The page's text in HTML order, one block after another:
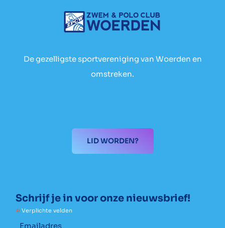
De gezelligste sportvereniging van Woerden en
omstreken.
LID WORDEN?
Schrijf je in voor onze nieuwsbrief!
* Verplichte velden